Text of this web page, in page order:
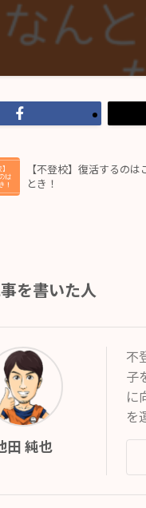
【不登校】復活するのは
とき！
を書いた人
田 純也
不
子
に
を